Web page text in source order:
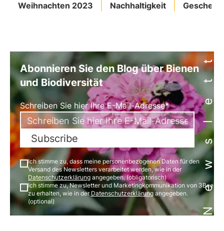
Weihnachten 2023 Nachhaltigkeit Newsletter
Abonnieren Sie den Blog über Bienen
und Biodiversität
Schreiben Sie hier Ihre E-Mail-Adresse*
Subscribe
Ich stimme zu, dass meine personenbezogenen Daten für den
Versand des Newsletters verarbeitet werden, wie in der
Datenschutzerklärung angegeben. (obligatorisch)
Ich stimme zu, Newsletter und Marketingkommunikation von 3Bee
zu erhalten, wie in derDatenschutzerklärungangegeben.
(optional)